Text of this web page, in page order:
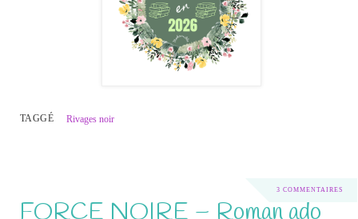
TAGGÉ Rivages noir
3 COMMENTAIRES
FORCE NOIRE – Roman ado